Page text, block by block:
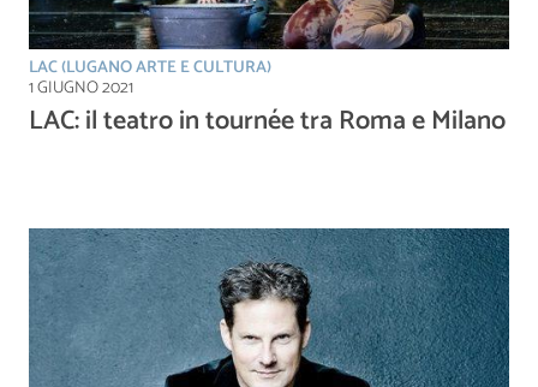
LAC (LUGANO ARTE E CULTURA)
1 GIUGNO 2021
LAC: il teatro in tournée tra Roma e Milano